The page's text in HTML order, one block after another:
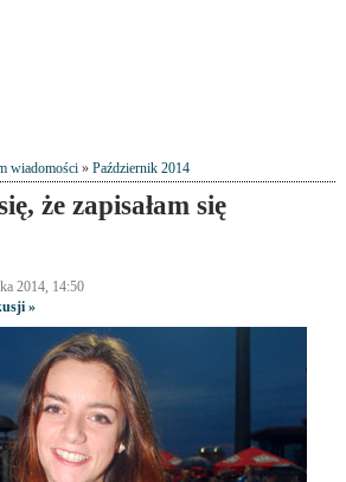
wiadomości» Październik 2014
że zapisałam się
2014, 14:50
»